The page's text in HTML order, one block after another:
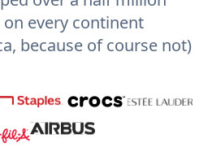
on every continent
because of course not)